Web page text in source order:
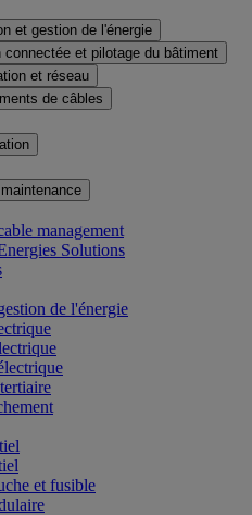
et gestion de l'énergie
connectée et pilotage du bâtiment
et réseau
de câbles
management
Solutions
de l'énergie
et fusible